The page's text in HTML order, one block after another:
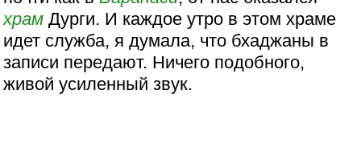
храм Дурги. И каждое утро в этом храме
идет служба, я думала, что бхаджаны в
записи передают. Ничего подобного,
живой усиленный звук.